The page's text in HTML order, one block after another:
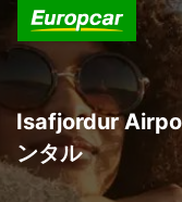
Isafjordur
ンタル